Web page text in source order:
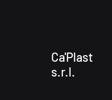
Ca'Plast
s.r.l.